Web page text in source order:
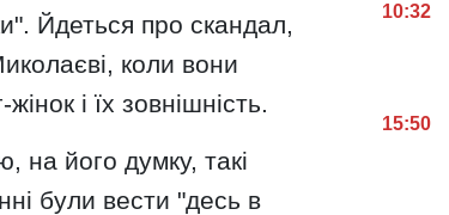
Йдеться про скандал,
коли вони
і їх зовнішність.
на його думку, такі
були вести "десь в
10:32
15:50